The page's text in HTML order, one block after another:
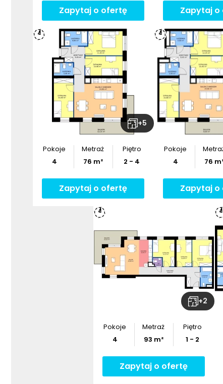
Zapytaj o ofertę Zapytaj
+5
Pokoje
4
Metraż
76 m²
Piętro
2 - 4
Zapytaj o ofertę
Pokoje
4
76
Zapytaj
+2
Pokoje
4
Metraż
93 m²
Piętro
1 - 2
Zapytaj o ofertę